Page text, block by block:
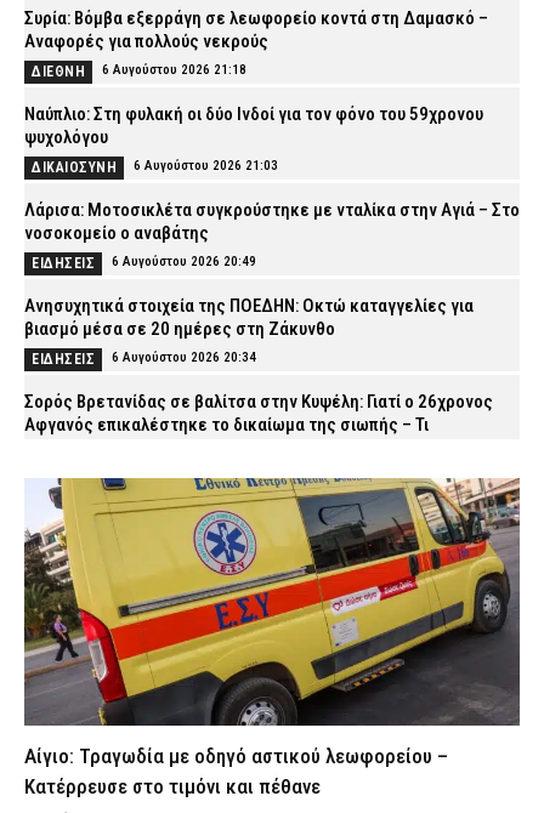
Συρία: Βόμβα εξερράγη σε λεωφορείο κοντά στη Δαμασκό –
Αναφορές για πολλούς νεκρούς
ΔΙΕΘΝΗ 6 Αυγούστου 2026 21:18
Ναύπλιο: Στη φυλακή οι δύο Ινδοί για τον φόνο του 59χρονου
ψυχολόγου
ΔΙΚΑΙΟΣΥΝΗ 6 Αυγούστου 2026 21:03
Λάρισα: Μοτοσικλέτα συγκρούστηκε με νταλίκα στην Αγιά – Στο
νοσοκομείο ο αναβάτης
ΕΙΔΗΣΕΙΣ 6 Αυγούστου 2026 20:49
Ανησυχητικά στοιχεία της ΠΟΕΔΗΝ: Οκτώ καταγγελίες για
βιασμό μέσα σε 20 ημέρες στη Ζάκυνθο
ΕΙΔΗΣΕΙΣ 6 Αυγούστου 2026 20:34
Σορός Βρετανίδας σε βαλίτσα στην Κυψέλη: Γιατί ο 26χρονος
Αφγανός επικαλέστηκε το δικαίωμα της σιωπής – Τι
ΑΣΤΥΝΟΜΙΑ 6 Αυγούστου 2026 20:20
Πυρκαγιές: 325 αυτοψίες σε έξι περιφερειακές ενότητες –
Ακατάλληλα 118 κτίρια
ΕΙΔΗΣΕΙΣ 6 Αυγούστου 2026 20:06
Δενδροπόταμος: Αυτοκίνητο παρέσυρε και τραυμάτισε πεζό
κοντά στις σιδηροδρομικές γραμμές
ΕΙΔΗΣΕΙΣ 6 Αυγούστου 2026 19:51
Πυρκαγιά στα Μέγαρα: Ξεκινούν οι αυτοψίες στα πυρόπληκτα
ΕΙΔΗΣΕΙΣ 6 Αυγούστου 2026 19:40
Κυψέλη: «Αφιέρωσε τη ζωή της βοηθώντας όσους είχαν
Αίγιο: Τραγωδία με οδηγό αστικού λεωφορείου –
Κατέρρευσε στο τιμόνι και πέθανε